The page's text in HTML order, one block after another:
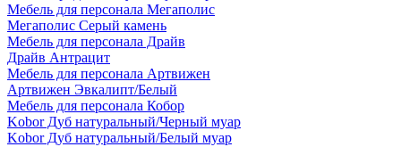
Мебель для персонала Мегаполис
Мегаполис Серый камень
Мебель для персонала Драйв
Драйв Антрацит
Мебель для персонала Артвижен
Артвижен Эвкалипт/Белый
Мебель для персонала Кобор
Kobor Дуб натуральный/Черный муар
Kobor Дуб натуральный/Белый муар